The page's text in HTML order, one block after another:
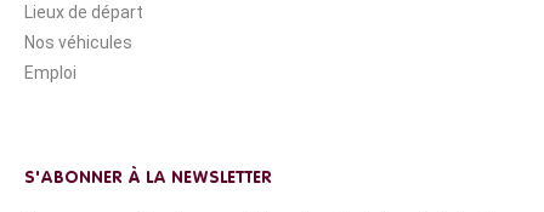
Lieux de départ
Nos véhicules
Emploi
S'ABONNER À LA NEWSLETTER